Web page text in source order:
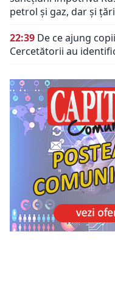
petrol și gaz, dar și
22:39 De ce ajung
Cercetătorii au